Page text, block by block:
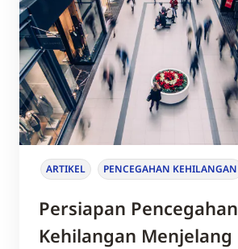
ARTIKEL PENCEGAHAN KEHILANGAN
Persiapan Pencegahan
Kehilangan Menjelang